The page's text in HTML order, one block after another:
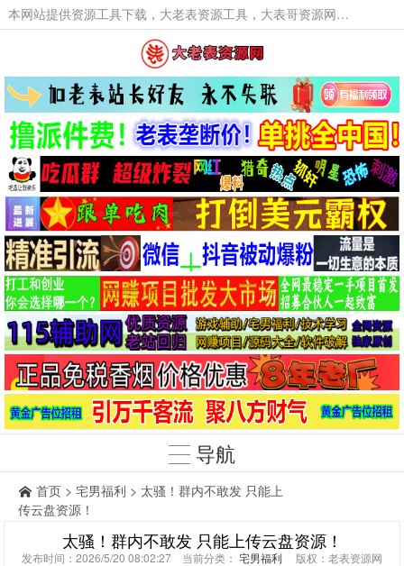
本网站提供资源工具下载，大老表资源工具，大表哥资源网软件工具，大老表资源下载，活动线报福利资源分享,活动线报，大型网游经典游戏，网络热门技术游戏辅助交流与分享。
导航
首页 > 宅男福利 > 太骚！群内不敢发 只能上
传云盘资源！
太骚！群内不敢发 只能上传云盘资源！
发布时间：2026/5/20 08:02:27 当前分类： 宅男福利 版权：老表资源网